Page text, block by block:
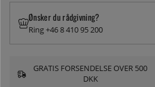
Ønsker du rådgivning?
Ring +46 8 410 95 200
GRATIS FORSENDELSE OVER 500
DKK